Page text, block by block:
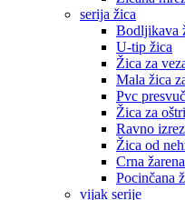
serija žica
Bodljikava
U-tip žica
Žica za
Mala žica
Pvc
Žica za
Ravno
Žica od
Crna
Pocinčana
vijak serije